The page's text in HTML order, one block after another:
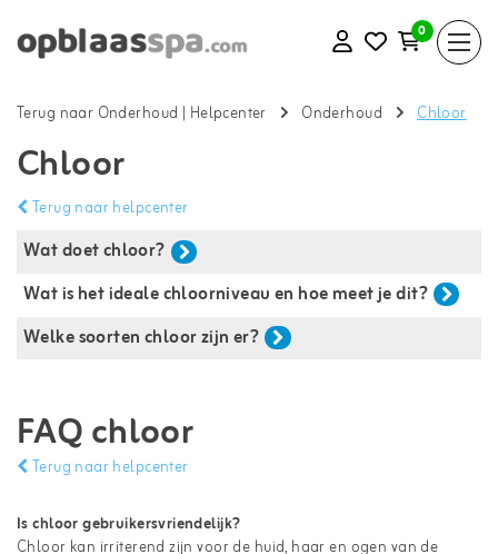
0
Terug naar Onderhoud | Helpcenter Onderhoud Chloor
Chloor
Terug naar helpcenter
Wat doet chloor?
Wat is het ideale chloorniveau en hoe meet je dit?
Welke soorten chloor zijn er?
FAQ chloor
Terug naar helpcenter
Is chloor gebruikersvriendelijk?
Chloor kan irriterend zijn voor de huid, haar en ogen van de